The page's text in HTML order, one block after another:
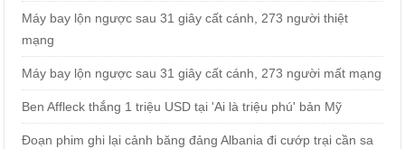
Máy bay lộn ngược sau 31 giây cất cánh, 273 người thiệt
mạng
Máy bay lộn ngược sau 31 giây cất cánh, 273 người mất mạng
Ben Affleck thắng 1 triệu USD tại 'Ai là triệu phú' bản Mỹ
Đoạn phim ghi lại cảnh băng đảng Albania đi cướp trại cần sa